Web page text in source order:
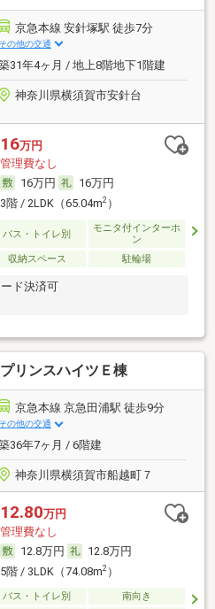
京急本線 安針塚駅 徒歩7分
その他の交通
31年4ヶ月 / 地上8階地下1階建
神奈川県横須賀市安針台
16万円
管理費なし
16万円
16万円
3階 / 2LDK（65.04m2）
バス・トイレ別
モニタ付インターホ
ン
収納スペース 駐輪場
ド決済可
リンスハイツＥ棟
京急本線 京急田浦駅 徒歩9分
その他の交通
36年7ヶ月 / 6階建
神奈川県横須賀市船越町７
12.80万円
管理費なし
12.8万円
12.8万円
5階 / 3LDK（74.08m2）
バス・トイレ別
南向き